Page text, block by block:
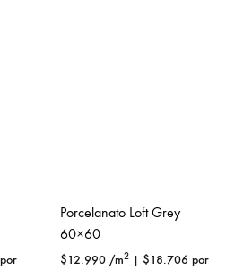
por
Porcelanato Loft Grey
60×60
$12.990 /m2 | $18.706 por